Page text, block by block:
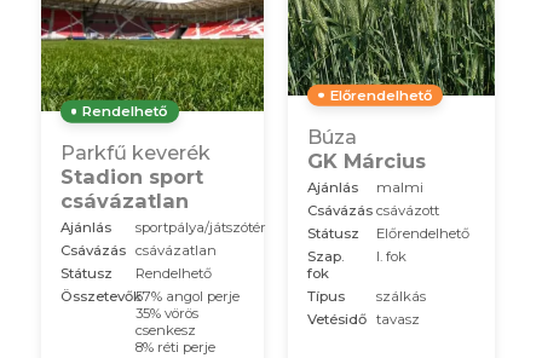
Rendelhető
Parkfű keverék
Stadion sport
csávázatlan
Ajánlás
sportpálya/játszótér
Csávázás csávázatlan
Státusz
Rendelhető
Összetevők57% angol perje
35% vörös
csenkesz
8% réti perje
Előrendelhető
Búza
GK Március
Ajánlás
malmi
Csávázás csávázott
Státusz
Előrendelhető
Szap.
fok
I. fok
Típus
szálkás
Vetésidő
tavasz